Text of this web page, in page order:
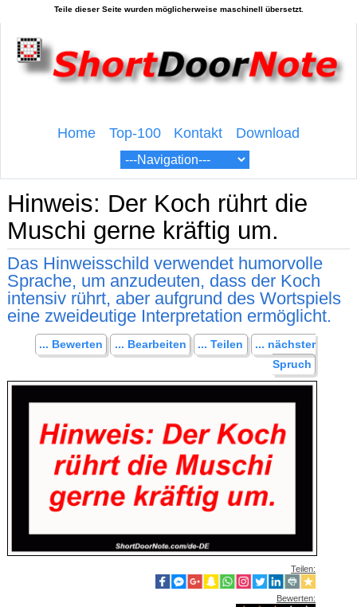
Home Top-100 Kontakt Download
Hinweis: Der Koch rührt die
Muschi gerne kräftig um.
Das Hinweisschild verwendet humorvolle
Sprache, um anzudeuten, dass der Koch
intensiv rührt, aber aufgrund des Wortspiels
eine zweideutige Interpretation ermöglicht.
... Bewerten ... Bearbeiten ... Teilen
... nächster
Spruch
Teilen:
Bewerten: